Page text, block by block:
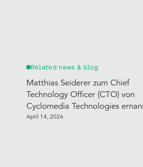
Related news & blog
Matthias Seiderer zum Chief
Technology Officer (CTO) von
Cyclomedia Technologies
April 14, 2026